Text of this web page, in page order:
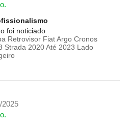
foi noticiado
Retrovisor Fiat Argo Cronos
Strada 2020 Até 2023 Lado
2025